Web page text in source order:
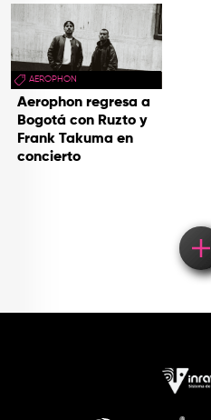
AEROPHON
Aerophon regresa a
Bogotá con Ruzto y
Frank Takuma en
concierto